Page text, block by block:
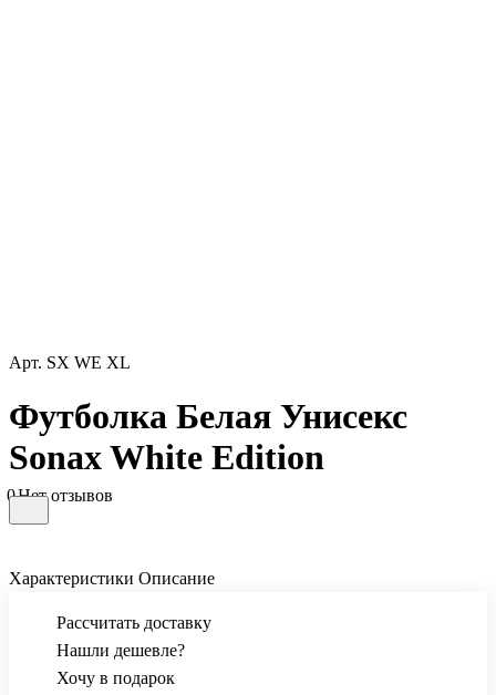
Арт. SX WE XL
Футболка Белая Унисекс
Sonax White Edition
0Нет отзывов
Характеристики Описание
Рассчитать доставку
Нашли дешевле?
Хочу в подарок